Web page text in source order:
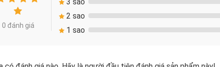
0 đánh giá
2 sao
1 sao